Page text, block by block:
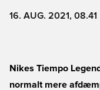
16. AUG. 2021, 08.41
Nikes Tiempo
normalt mere